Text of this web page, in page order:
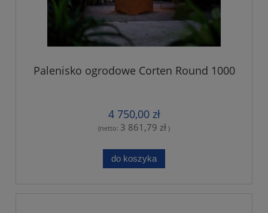
Palenisko ogrodowe Corten Round 1000
4 750,00 zł
(netto: 3 861,79 zł )
do koszyka